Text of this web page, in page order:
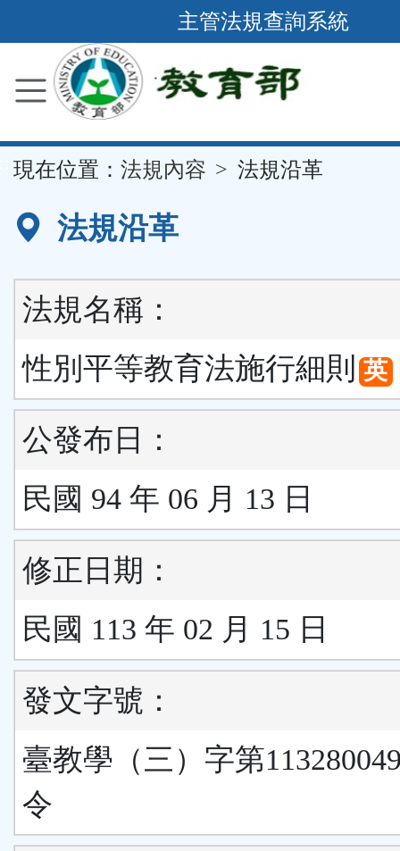
到
要
容
區
主管法規查詢系統
現在位置： 法規內容 法規沿革
法規沿革
法規名稱：
性別平等教育法施行細則 英
公發布日：
民國 94 年 06 月 13 日
修正日期：
民國 113 年 02 月 15 日
發文字號：
臺教學（三）字第
令